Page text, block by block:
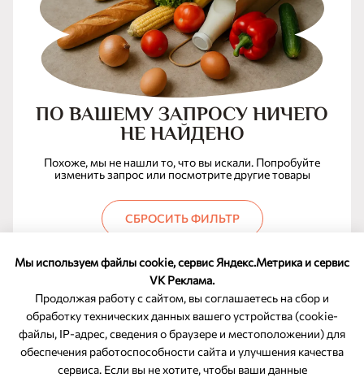
Мы используем файлы cookie, сервис Яндекс.Метрика и сервис
VK Реклама.
Продолжая работу с сайтом, вы соглашаетесь на сбор и
обработку технических данных вашего устройства (cookie-
файлы, IP-адрес, сведения о браузере и местоположении) для
обеспечения работоспособности сайта и улучшения качества
сервиса. Если вы не хотите, чтобы ваши данные
ПО ВАШЕМУ ЗАПРОСУ НИЧЕГО
НЕ НАЙДЕНО
Похоже, мы не нашли то, что вы искали. Попробуйте
изменить запрос или посмотрите другие товары
СБРОСИТЬ ФИЛЬТР
ОБРАТНАЯ СВЯЗЬ
8-800-350-46-10